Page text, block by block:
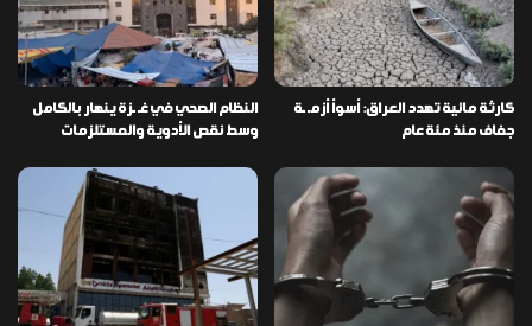
كارثة مائية تهدد العراق: أسوأ أزمـ ـة
جفاف منذ مئة عام
النظام الصحي في غـ ـزة ينهار بالكامل
وسط نقص الأدوية والمستلزمات